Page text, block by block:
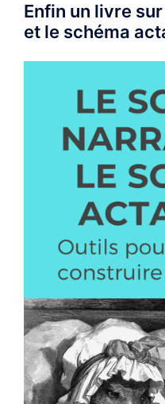
Enfin un livre
et le schéma